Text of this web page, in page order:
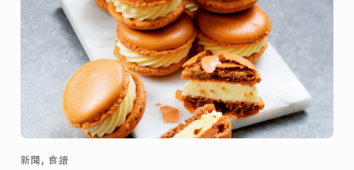
新聞, 食譜